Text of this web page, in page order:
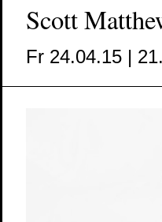
Scott
Fr 24.04.15 |